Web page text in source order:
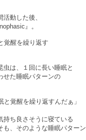
動した後、
』。
覚醒を繰り返す
虫は、１回に長い睡眠と
せた睡眠パターンの
と覚醒を繰り返すんだぁ」
持ち良さそうに寝ている
も、そのような睡眠パターン